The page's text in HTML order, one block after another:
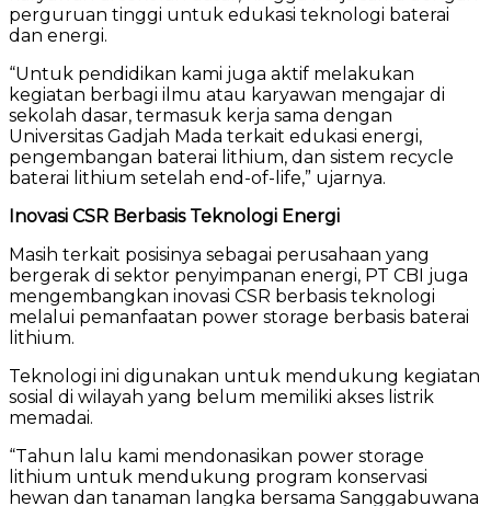
perguruan tinggi untuk edukasi teknologi baterai
dan energi.
“Untuk pendidikan kami juga aktif melakukan
kegiatan berbagi ilmu atau karyawan mengajar di
sekolah dasar, termasuk kerja sama dengan
Universitas Gadjah Mada terkait edukasi energi,
pengembangan baterai lithium, dan sistem recycle
baterai lithium setelah end-of-life,” ujarnya.
Inovasi CSR Berbasis Teknologi Energi
Masih terkait posisinya sebagai perusahaan yang
bergerak di sektor penyimpanan energi, PT CBI juga
mengembangkan inovasi CSR berbasis teknologi
melalui pemanfaatan power storage berbasis baterai
lithium.
Teknologi ini digunakan untuk mendukung kegiatan
sosial di wilayah yang belum memiliki akses listrik
memadai.
“Tahun lalu kami mendonasikan power storage
lithium untuk mendukung program konservasi
hewan dan tanaman langka bersama Sanggabuwana